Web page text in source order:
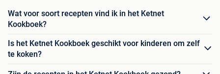
Wat voor soort recepten vind ik in het Ketnet
Kookboek?
Is het Ketnet Kookboek geschikt voor kinderen om zelf
te koken?